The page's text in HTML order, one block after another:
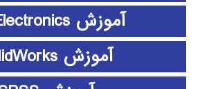
آموزش SimElectronics
آموزش SolidWorks